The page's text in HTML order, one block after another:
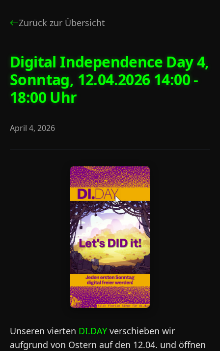
Zurück zur Übersicht
Digital Independence Day 4,
Sonntag, 12.04.2026 14:00 -
18:00 Uhr
April 4, 2026
Unseren vierten DI.DAY verschieben wir
aufgrund von Ostern auf den 12.04. und öffnen